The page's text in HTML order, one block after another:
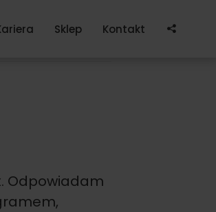
Sklep Kontakt
Odpowiadam